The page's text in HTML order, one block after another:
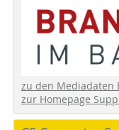
zu den Mediadaten
zur Homepage